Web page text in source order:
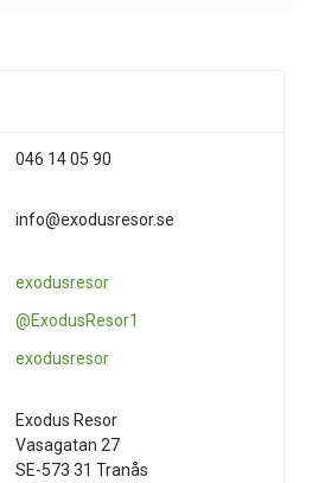
046 14 05 90
info@exodusresor.se
exodusresor
@ExodusResor1
exodusresor
Exodus Resor
Vasagatan 27
SE-573 31 Tranås